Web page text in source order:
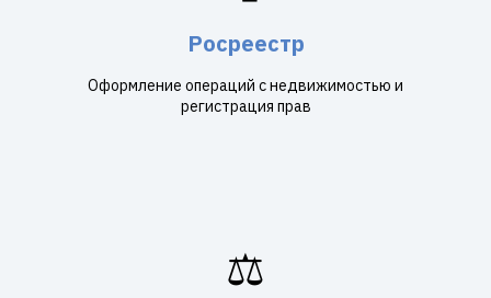
Росреестр
Оформление операций с недвижимостью и
регистрация прав
⚖️